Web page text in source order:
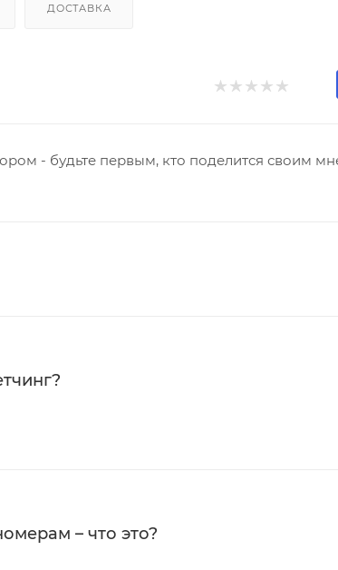
ДОСТАВКА
- будьте первым, кто поделится своим
– что это?